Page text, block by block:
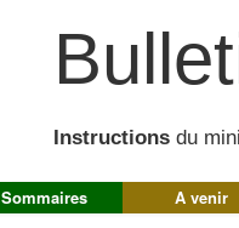
Instructions du
Sommaires A venir